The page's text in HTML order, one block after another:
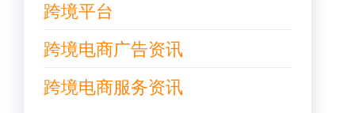
跨境平台
跨境电商广告资讯
跨境电商服务资讯